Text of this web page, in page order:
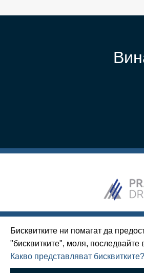
Бисквитките ни помагат да
"бисквитките", моля, последвайте
Какво представляват бисквитките?